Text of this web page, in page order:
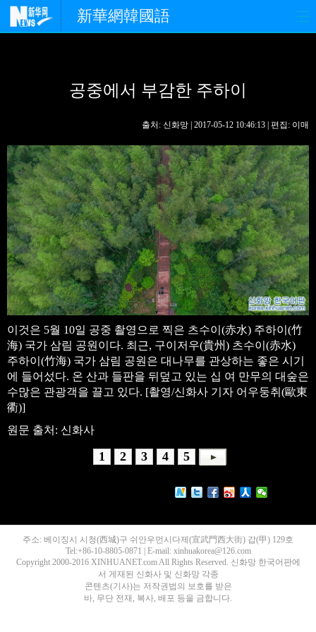
新華網韓國語
사회
핫 TV 문화
연예 관광 오피니언
생생 중국어
공중에서 부감한 주하이
출처: 신화망 | 2017-05-12 10:46:13 | 편집: 이매
이것은 5월 10일 공중 촬영으로 찍은 츠수이(赤水) 주하이(竹
海) 국가 삼림 공원이다. 최근, 구이저우(貴州) 츠수이(赤水)
주하이(竹海) 국가 삼림 공원은 대나무를 관상하는 좋은 시기
에 들어섰다. 온 산과 들판을 뒤덮고 있는 십 여 만무의 대숲은
수많은 관광객을 끌고 있다. [촬영/신화사 기자 어우둥취(歐東
衢)]
원문 출처: 신화사
1 2 3 4 5
주소: 베이징시 시청(西城)구 쉬안우먼시다제(宣武門西大街) 갑(甲) 129호
Tel:+86-10-8805-0871 | E-mail: xinhuakorea@126.com
Copyright 2000-2016 XINHUANET.com All Rights Reserved. 신화망 한국어판에
서 게재된 신화사 및 신화망 각종
콘텐츠(기사)는 저작권법의 보호를 받은
바, 무단 전재, 복사, 배포 등을 금합니다.